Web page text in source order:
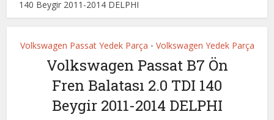
140 Beygir 2011-2014 DELPHI
Volkswagen Passat Yedek Parça • Volkswagen Yedek Parça
Volkswagen Passat B7 Ön
Fren Balatası 2.0 TDI 140
Beygir 2011-2014 DELPHI